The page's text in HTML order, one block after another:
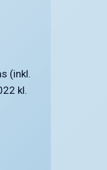
(inkl.
kl.